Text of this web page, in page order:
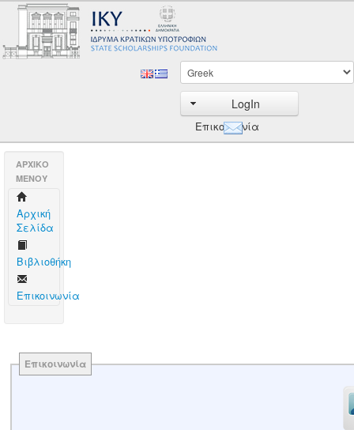
LogIn
Επικοινωνία
AΡΧΙΚΟ
ΜΕΝΟΥ
Aρχική
Σελίδα
Βιβλιοθήκη
Επικοινωνία
Επικοινωνία